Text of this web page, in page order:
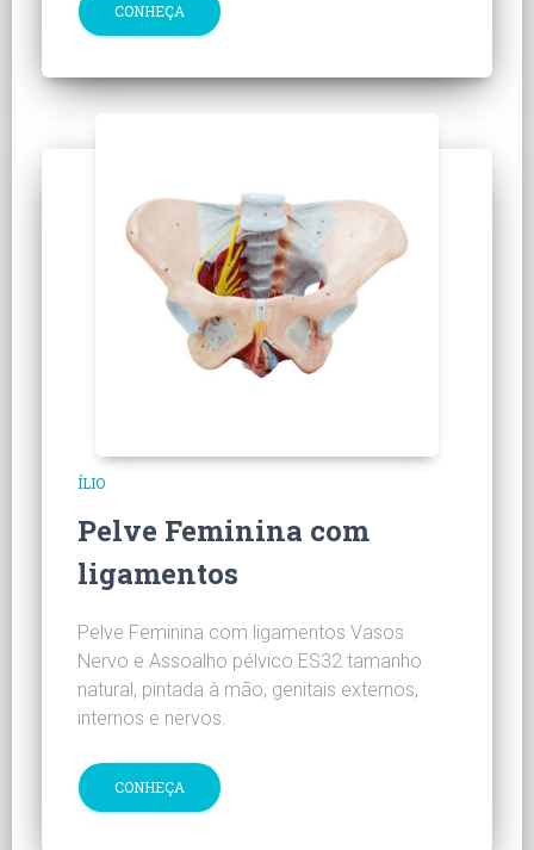
CONHEÇA
ÍLIO
Pelve Feminina com
ligamentos
Pelve Feminina com ligamentos Vasos
Nervo e Assoalho pélvico ES32 tamanho
natural, pintada à mão, genitais externos,
internos e nervos.
CONHEÇA